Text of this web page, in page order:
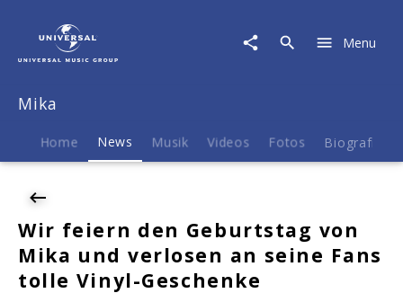
feiern
Geburtstag
von
seine
Fans
tolle
Menu
Mika
Home News Musik Videos Fotos Biografie
Wir feiern den Geburtstag von
Mika und verlosen an seine Fans
tolle Vinyl-Geschenke